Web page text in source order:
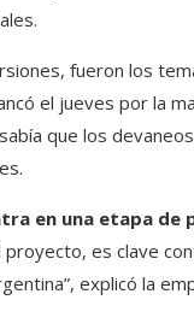
fueron los
el jueves por la
que los
en una etapa
es clave
explicó la